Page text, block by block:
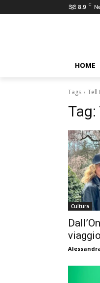
8.9 C
HOME
Tags Tell
Tag:
Cultura